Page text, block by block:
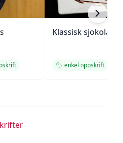
Klassisk
enkel oppskrift